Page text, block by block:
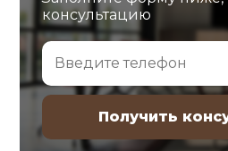
консультацию